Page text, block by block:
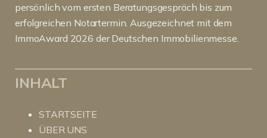
persönlich vom ersten Beratungsgespräch bis zum
erfolgreichen Notartermin. Ausgezeichnet mit dem
ImmoAward 2026 der Deutschen Immobilienmesse.
INHALT
STARTSEITE
ÜBER UNS